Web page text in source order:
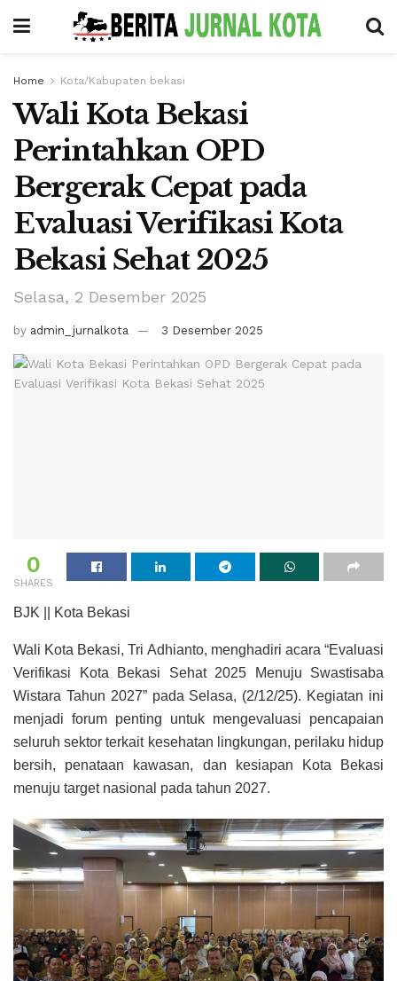
Home Kota/Kabupaten bekasi
Wali Kota Bekasi
Perintahkan OPD
Bergerak Cepat pada
Evaluasi Verifikasi Kota
Bekasi Sehat 2025
Selasa, 2 Desember 2025
by admin_jurnalkota 3 Desember 2025
0
SHARES
BJK || Kota Bekasi
Wali Kota Bekasi, Tri Adhianto, menghadiri acara “Evaluasi
Verifikasi Kota Bekasi Sehat 2025 Menuju Swastisaba
Wistara Tahun 2027” pada Selasa, (2/12/25). Kegiatan ini
menjadi forum penting untuk mengevaluasi pencapaian
seluruh sektor terkait kesehatan lingkungan, perilaku hidup
bersih, penataan kawasan, dan kesiapan Kota Bekasi
menuju target nasional pada tahun 2027.